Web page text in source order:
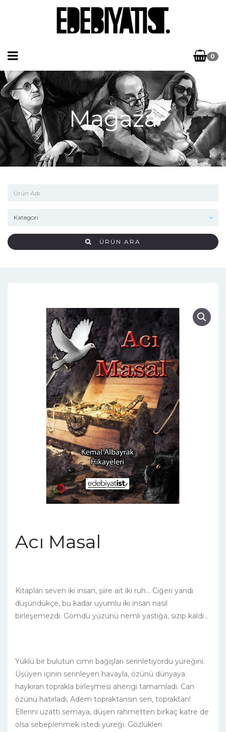
0
Mağaza
ÜRÜN ARA
Acı Masal
Kitapları seven iki insan, şiire ait iki ruh… Ciğeri yandı
düşündükçe, bu kadar uyumlu iki insan nasıl
birleşemezdi. Gömdü yüzünü nemli yastığa, sızıp kaldı…
Yüklü bir bulutun cimri bağışları serinletiyordu yüreğini.
Üşüyen içinin serinleyen havayla, özünü dünyaya
haykıran toprakla birleşmesi ahengi tamamladı. Can
özünü hatırladı, Adem topraktansın sen, topraktan!
Ellerini uzattı semaya, düşen rahmetten birkaç katre de
olsa sebeplenmek istedi yüreği. Gözlükleri